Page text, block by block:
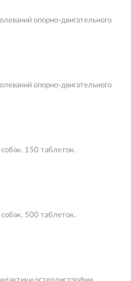
опорно-двигательного
опорно-двигательного
150 таблеток.
500 таблеток.